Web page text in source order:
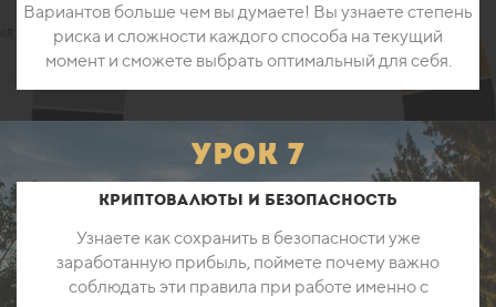
Вариантов больше чем вы думаете! Вы узнаете степень
риска и сложности каждого способа на текущий
момент и сможете выбрать оптимальный для себя.
урок 7
Криптовалюты и безопасность
Узнаете как сохранить в безопасности уже
заработанную прибыль, поймете почему важно
соблюдать эти правила при работе именно с